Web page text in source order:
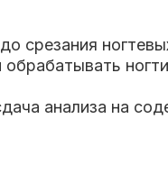
анализа на